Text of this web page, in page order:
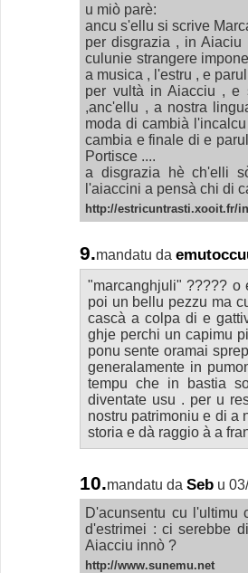
u miò parè:
ancu s'ellu si scrive
per disgrazia , in
culunie strangere
a musica , l'estru , e
per vultà in Aiacciu , e
,anc'ellu , a nostra
moda di cambià
cambia e finale di e
Portisce ....
a disgrazia hè ch'elli
l'aiaccini a pensà chi di
http://estricuntrasti.xooit.fr/
9.mandatu da
"marcanghjuli" ????? o
poi un bellu pezzu ma
cascà a colpa di e
ghje perchi un capimu
ponu sente oramai
generalamente in
tempu che in bastia
diventate usu . per u
nostru patrimoniu e di a
storia e dà raggio à a
10.mandatu da Seb u
D'acunsentu cu l'ultimu
d'estrimei : ci serebbe
Aiacciu innò ?
http://www.sunemu.net